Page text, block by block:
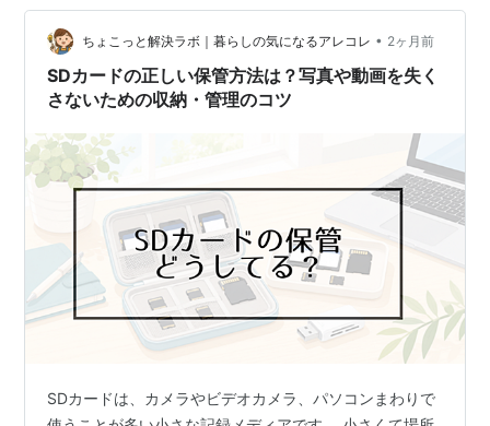
楽しむための土台として、本体と同じくらい真剣に選ぶ
価値がある。 「とりあえず」で済ませそうになって、ヒ
ヤッとしたものも、ちゃんとある。そういう話も含めて
書いていく。 👉 この記事の目次（クリック…
ちょこっと解決ラボ｜暮らしの気になるアレコレ • 2ヶ月前
SDカードの正しい保管方法は？写真や動画を失く
さないための収納・管理のコツ
SDカードは、カメラやビデオカメラ、パソコンまわりで